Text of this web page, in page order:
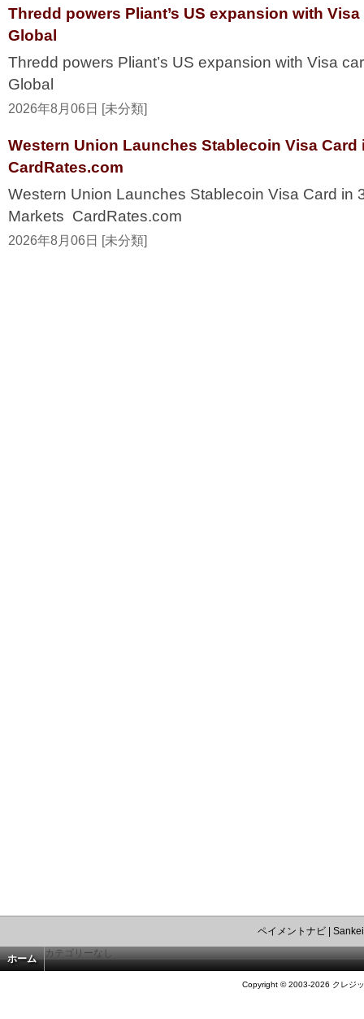
Thredd powers Pliant’s US expansion with
Global
Thredd powers Pliant’s US expansion with Visa
Global
2026年8月06日 [未分類]
Western Union Launches Stablecoin Visa Card
CardRates.com
Western Union Launches Stablecoin Visa Card in
Markets CardRates.com
2026年8月06日 [未分類]
ペイメントナビ|
ホーム カテゴリーなし
Copyright © 2003-2026 クレジ